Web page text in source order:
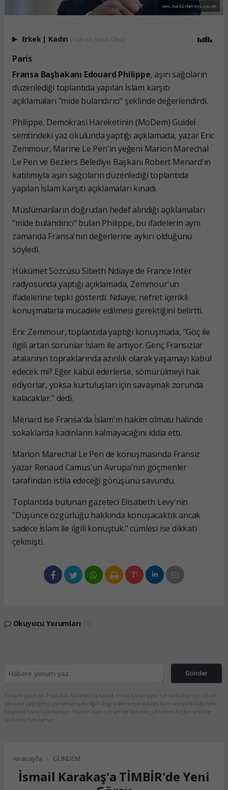
Erkek Kadın (Haberi Sesli Oku)
Paris
Fransa Başbakanı Edouard Philippe, aşırı sağcıların
düzenlediği toplantıda yapılan İslam karşıtı
açıklamaları "mide bulandırıcı" şeklinde değerlendirdi.
Philippe, Demokrasi Hareketinin (MoDem) Guidel
semtindeki yaz okulunda yaptığı açıklamada, yazar Eric
Zemmour, Marine Le Pen'in yeğeni Marion Marechal
Le Pen ve Beziers Belediye Başkanı Robert Menard'ın
katılımıyla aşırı sağcıların düzenlediği toplantıda
yapılan İslam karşıtı açıklamaları kınadı.
Müslümanların doğrudan hedef alındığı açıklamaları
"mide bulandırıcı" bulan Philippe, bu ifadelerin aynı
zamanda Fransa'nın değerlerine aykırı olduğunu
söyledi.
Hükümet Sözcüsü Sibeth Ndiaye de France Inter
radyosunda yaptığı açıklamada, Zemmour'un
ifadelerine tepki gösterdi. Ndiaye, nefret içerikli
konuşmalarla mücadele edilmesi gerektiğini belirtti.
Eric Zemmour, toplantıda yaptığı konuşmada, "Göç ile
ilgili artan sorunlar İslam ile artıyor. Genç Fransızlar
atalarının topraklarında azınlık olarak yaşamayı kabul
edecek mi? Eğer kabul ederlerse, sömürülmeyi hak
ediyorlar, yoksa kurtuluşları için savaşmak zorunda
kalacaklar." dedi.
Menard ise Fransa'da İslam'ın hakim olması halinde
sokaklarda kadınların kalmayacağını iddia etti.
Marion Marechal Le Pen de konuşmasında Fransız
yazar Renaud Camus'un Avrupa'nın göçmenler
tarafından istila edeceği görüşünü savundu.
Toplantıda bulunan gazeteci Elisabeth Levy'nin
"Düşünce özgürlüğü hakkında konuşacaktık ancak
sadece İslam ile ilgili konuştuk." cümlesi ise dikkati
çekmişti.
Okuyucu Yorumları
Gönder
Yorum yazarak Topluluk Kuralları’nı kabul etmiş bulunuyor ve turkishpress.co.uk
sitesine yaptığınız yorumunuzla ilgili doğrudan veya dolaylı tüm sorumluluğu tek
başınıza üstleniyorsunuz. Yazılan tüm yorumlardan site yönetimi hiçbir şekilde
sorumlu tutulamaz.
Anasayfa GÜNDEM
İsmail Karakaş'a TİMBİR'de Yeni